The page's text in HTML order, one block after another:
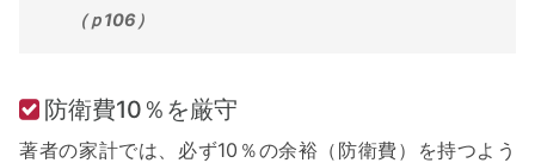
（ｐ106）
防衛費10％を厳守
著者の家計では、必ず10％の余裕（防衛費）を持つよう